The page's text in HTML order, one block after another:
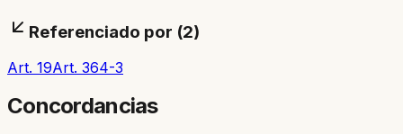
Referenciado por (2)
Art. 19Art. 364-3
Concordancias